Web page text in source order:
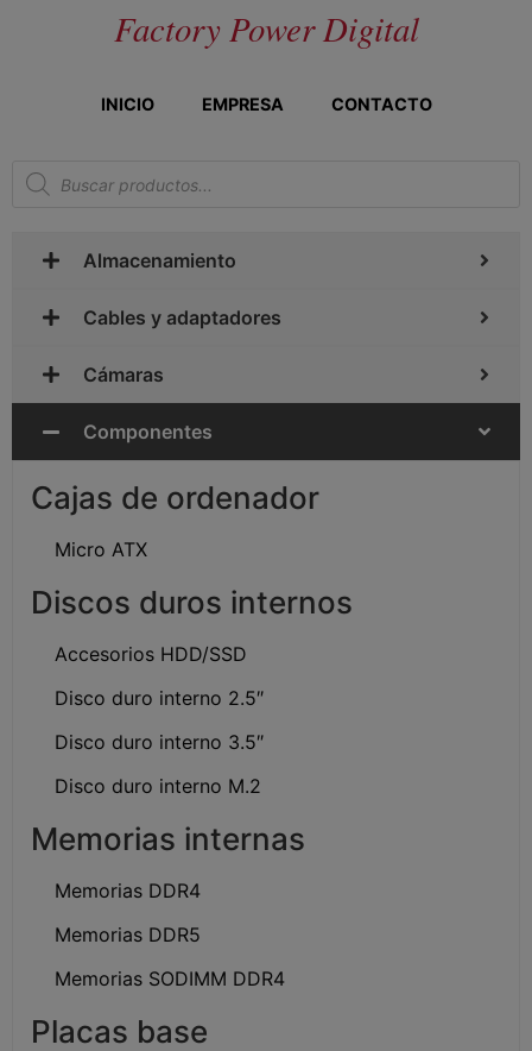
Factory Power Digital
INICIO EMPRESA CONTACTO
Almacenamiento
Cables y adaptadores
Cámaras
Componentes
Cajas de ordenador
Micro ATX
Discos duros internos
Accesorios HDD/SSD
Disco duro interno 2.5″
Disco duro interno 3.5″
Disco duro interno M.2
Memorias internas
Memorias DDR4
Memorias DDR5
Memorias SODIMM DDR4
Placas base